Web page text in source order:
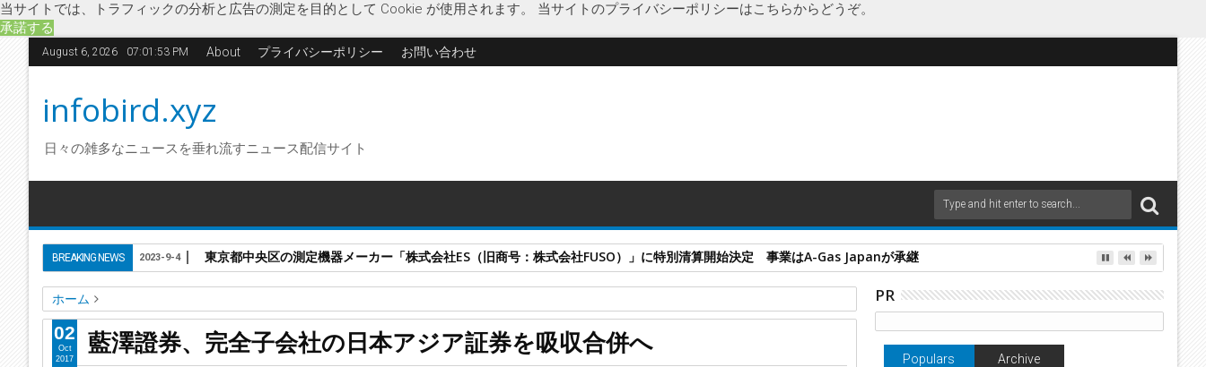
当サイトでは、トラフィックの分析と広告の測定を目的として Cookie が使用されます。 当サイトのプライバシーポリシーはこちらからどうぞ。
承諾する
August 6, 2026 07:01:54 PM About プライバシーポリシー お問い合わせ
infobird.xyz
日々の雑多なニュースを垂れ流すニュース配信サイト
BREAKING NEWS 東京都中央区の測定機器メーカー「株式会社ES（旧商号：株式会社FUSO）」に特別清算開始決定 事業はA-Gas Japanが承継
2023-9-4
ホーム
M&A
企業合併 吸収合併 経営基盤強化 経済 顧客満足度向上 日本アジア証券
藍澤証券
藍澤證券、完全子会社の日本アジア証券を吸収合併へ
藍澤證券、完全子会社の日本アジア証券を吸収合併へ
02
Oct
2017
PR
Populars Archive